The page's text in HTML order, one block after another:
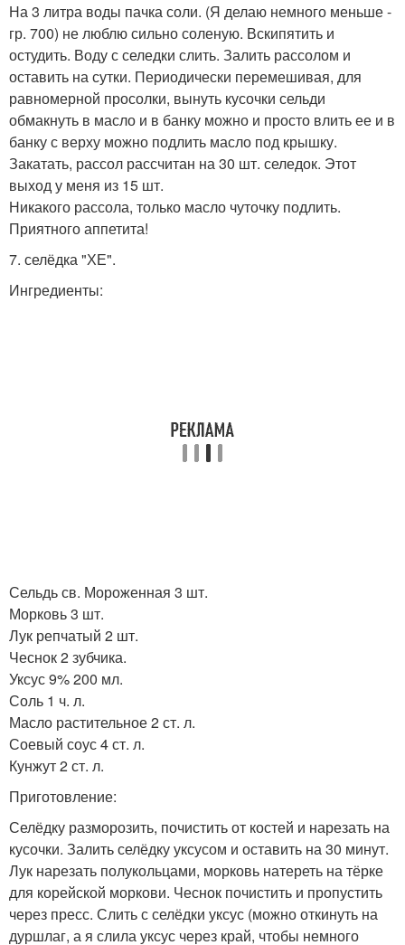
На 3 литра воды пачка соли. (Я делаю немного меньше -
гр. 700) не люблю сильно соленую. Вскипятить и
остудить. Воду с селедки слить. Залить рассолом и
оставить на сутки. Периодически перемешивая, для
равномерной просолки, вынуть кусочки сельди
обмакнуть в масло и в банку можно и просто влить ее и в
банку с верху можно подлить масло под крышку.
Закатать, рассол рассчитан на 30 шт. селедок. Этот
выход у меня из 15 шт.
Никакого рассола, только масло чуточку подлить.
Приятного аппетита!
7. селёдка "ХЕ".
Ингредиенты:
Сельдь св. Мороженная 3 шт.
Морковь 3 шт.
Лук репчатый 2 шт.
Чеснок 2 зубчика.
Уксус 9% 200 мл.
Соль 1 ч. л.
Масло растительное 2 ст. л.
Соевый соус 4 ст. л.
Кунжут 2 ст. л.
Приготовление:
Селёдку разморозить, почистить от костей и нарезать на
кусочки. Залить селёдку уксусом и оставить на 30 минут.
Лук нарезать полукольцами, морковь натереть на тёрке
для корейской моркови. Чеснок почистить и пропустить
через пресс. Слить с селёдки уксус (можно откинуть на
дуршлаг, а я слила уксус через край, чтобы немного